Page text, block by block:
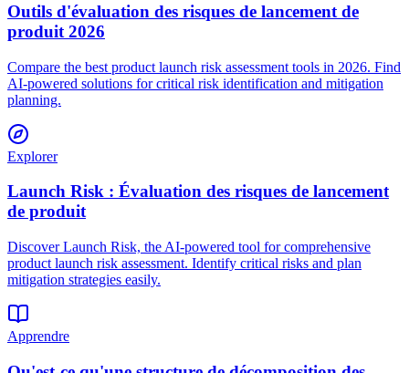
Outils d'évaluation des risques de lancement de
produit 2026
Compare the best product launch risk assessment tools in 2026. Find
AI-powered solutions for critical risk identification and mitigation
planning.
Explorer
Launch Risk : Évaluation des risques de lancement
de produit
Discover Launch Risk, the AI-powered tool for comprehensive
product launch risk assessment. Identify critical risks and plan
mitigation strategies easily.
Apprendre